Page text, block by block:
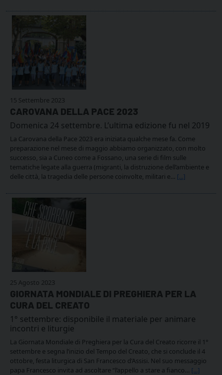
15 Settembre 2023
CAROVANA DELLA PACE 2023
Domenica 24 settembre. L’ultima edizione fu nel 2019
La Carovana della Pace 2023 era iniziata qualche mese fa. Come
preparazione nel mese di maggio abbiamo organizzato, con molto
successo, sia a Cuneo come a Fossano, una serie di film sulle
tematiche legate alla guerra (migranti, la distruzione dell’ambiente e
delle città, la tragedia delle persone coinvolte, militari e… [...]
25 Agosto 2023
GIORNATA MONDIALE DI PREGHIERA PER LA
CURA DEL CREATO
1° settembre: disponibile il materiale per animare
incontri e liturgie
La Giornata Mondiale di Preghiera per la Cura del Creato ricorre il 1°
settembre e segna l’inizio del Tempo del Creato, che si conclude il 4
ottobre, festa liturgica di San Francesco d’Assisi. Nel suo messaggio
papa Francesco invita ad ascoltare “l’appello a stare a fianco… [...]